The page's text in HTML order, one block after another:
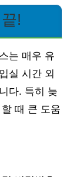
!
는 매우 유
실 시간 외
다. 특히 늦
때 큰 도움